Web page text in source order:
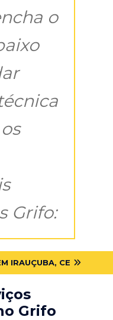
o
Grifo:
IRAUÇUBA, CE
Grifo